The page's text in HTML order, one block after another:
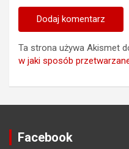
Ta strona używa Akismet
w jaki sposób
Facebook